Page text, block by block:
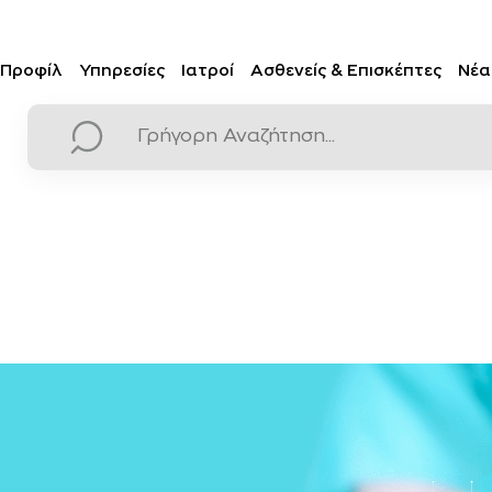
Προφίλ Υπηρεσίες Ιατροί Ασθενείς & Επισκέπτες Νέα